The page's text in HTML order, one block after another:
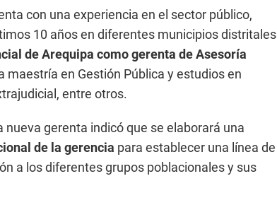
con una experiencia en el sector público,
10 años en diferentes municipios distritales
de Arequipa como gerenta de Asesoría
maestría en Gestión Pública y estudios en
entre otros.
nueva gerenta indicó que se elaborará una
de la gerencia para establecer una línea de
a los diferentes grupos poblacionales y sus